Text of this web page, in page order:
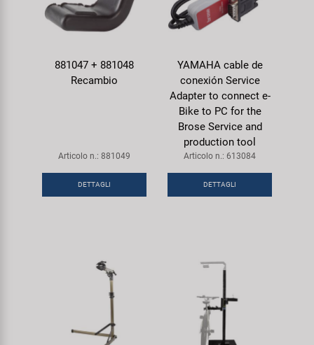
881047 + 881048
Recambio
Articolo n.: 881049
DETTAGLI
YAMAHA cable de
conexión Service
Adapter to connect e-
Bike to PC for the
Brose Service and
production tool
Articolo n.: 613084
DETTAGLI